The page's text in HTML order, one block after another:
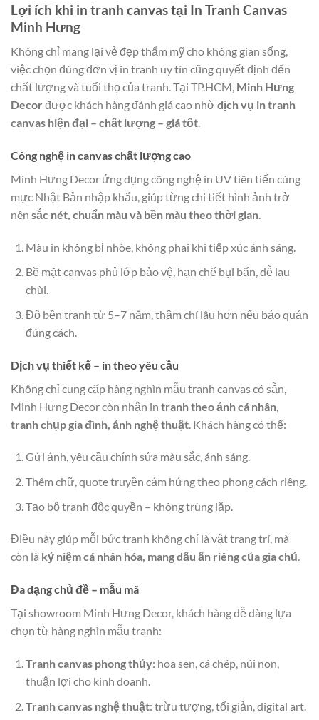
Lợi ích khi in tranh canvas tại In Tranh Canvas
Minh Hưng
Không chỉ mang lại vẻ đẹp thẩm mỹ cho không gian sống,
việc chọn đúng đơn vị in tranh uy tín cũng quyết định đến
chất lượng và tuổi thọ của tranh. Tại TP.HCM, Minh Hưng
Decor được khách hàng đánh giá cao nhờ dịch vụ in tranh
canvas hiện đại – chất lượng – giá tốt.
Công nghệ in canvas chất lượng cao
Minh Hưng Decor ứng dụng công nghệ in UV tiên tiến cùng
mực Nhật Bản nhập khẩu, giúp từng chi tiết hình ảnh trở
nên sắc nét, chuẩn màu và bền màu theo thời gian.
Màu in không bị nhòe, không phai khi tiếp xúc ánh sáng.
Bề mặt canvas phủ lớp bảo vệ, hạn chế bụi bẩn, dễ lau
chùi.
Độ bền tranh từ 5–7 năm, thậm chí lâu hơn nếu bảo quản
đúng cách.
Dịch vụ thiết kế – in theo yêu cầu
Không chỉ cung cấp hàng nghìn mẫu tranh canvas có sẵn,
Minh Hưng Decor còn nhận in tranh theo ảnh cá nhân,
tranh chụp gia đình, ảnh nghệ thuật . Khách hàng có thể:
Gửi ảnh, yêu cầu chỉnh sửa màu sắc, ánh sáng.
Thêm chữ, quote truyền cảm hứng theo phong cách riêng.
Tạo bộ tranh độc quyền – không trùng lặp.
Điều này giúp mỗi bức tranh không chỉ là vật trang trí, mà
còn là kỷ niệm cá nhân hóa, mang dấu ấn riêng của gia chủ.
Đa dạng chủ đề – mẫu mã
Tại showroom Minh Hưng Decor, khách hàng dễ dàng lựa
chọn từ hàng nghìn mẫu tranh:
Tranh canvas phong thủy: hoa sen, cá chép, núi non,
thuận lợi cho kinh doanh.
Tranh canvas nghệ thuật: trừu tượng, tối giản, digital art.